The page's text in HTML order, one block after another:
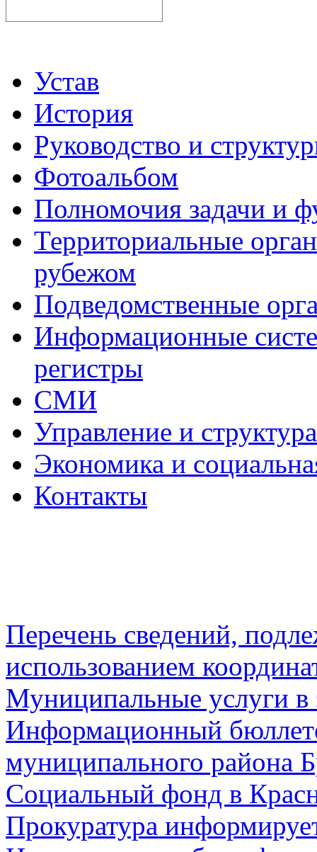
Устав
История
Руководство и
Фотоальбом
Полномочия задачи и
Территориальные
рубежом
Подведомственные
Информационные
регистры
СМИ
Управление и
Экономика и
Контакты
Перечень сведений,
использованием
Муниципальные услуги в
Информационный
муниципального района
Социальный фонд в
Прокуратура